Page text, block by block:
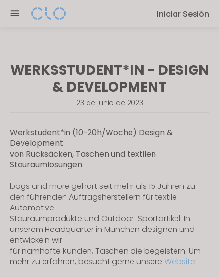
d
e
r
Iniciar Sesión
WERKSSTUDENT*IN - DESIGN
& DEVELOPMENT
23 de junio de 2023
Werkstudent*in (10-20h/Woche) Design &
Development
von Rucksäcken, Taschen und textilen
Stauraumlösungen
bags and more gehört seit mehr als 15 Jahren zu
den führenden Auftragsherstellern für textile
Automotive
Stauraumprodukte und Outdoor-Sportartikel. In
unserem Headquarter in München designen und
entwickeln wir
für namhafte Kunden, Taschen die begeistern. Um
mehr zu erfahren, besucht gerne unsere Website.